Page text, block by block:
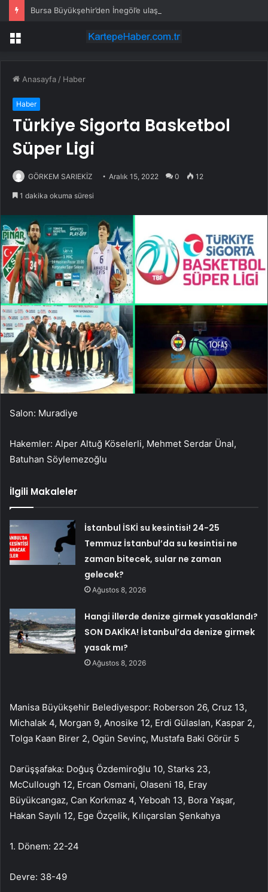
Bursa Büyükşehir’den İnegöl’e ulaşım hamlesi
Menü
Anasayfa / Haber
Haber
Türkiye Sigorta Basketbol
Süper Ligi
GÖRKEM SARIEKİZ Aralık 15, 2022 0 12
1 dakika okuma süresi
Salon: Muradiye
Hakemler: Alper Altuğ Köselerli, Mehmet Serdar Ünal,
Batuhan Söylemezoğlu
İlgili Makaleler
İstanbul İSKİ su kesintisi! 24-25
Temmuz İstanbul’da su kesintisi ne
zaman bitecek, sular ne zaman
gelecek?
Ağustos 8, 2026
Hangi illerde denize girmek yasaklandı?
SON DAKİKA! İstanbul’da denize girmek
yasak mı?
Ağustos 8, 2026
Manisa Büyükşehir Belediyespor: Roberson 26, Cruz 13,
Michalak 4, Morgan 9, Anosike 12, Erdi Gülaslan, Kaspar 2,
Tolga Kaan Birer 2, Ogün Sevinç, Mustafa Baki Görür 5
Darüşşafaka: Doğuş Özdemiroğlu 10, Starks 23,
McCullough 12, Ercan Osmani, Olaseni 18, Eray
Büyükcangaz, Can Korkmaz 4, Yeboah 13, Bora Yaşar,
Hakan Sayılı 12, Ege Özçelik, Kılıçarslan Şenkahya
1. Dönem: 22-24
Devre: 38-49